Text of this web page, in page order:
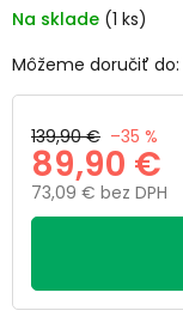
Na sklade (1 ks)
Môžeme doručiť do:
139,90 € –35 %
89,90 €
73,09 € bez DPH
Jednotková
5
hviezdičiek.